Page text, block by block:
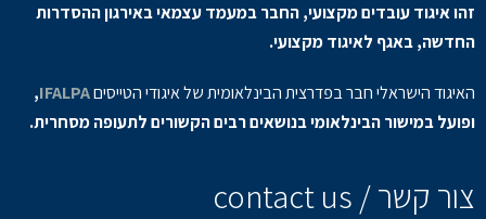
זהו איגוד עובדים מקצועי, החבר במעמד עצמאי באירגון ההסדרות
החדשה, באגף לאיגוד מקצועי.
האיגוד הישראלי חבר בפדרצית הבינלאומית של איגודי הטייסיםIFALPA
,
ופועל במישור הבינלאומי בנושאים רבים הקשורים לתעופה מסחרית.
צור קשר / contact us